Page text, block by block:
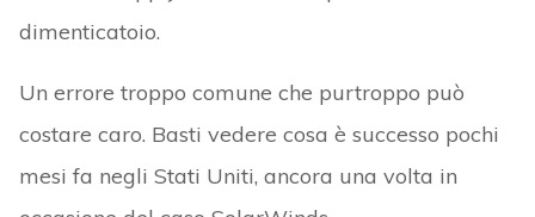
dimenticatoio.
Un errore troppo comune che purtroppo può
costare caro. Basti vedere cosa è successo pochi
mesi fa negli Stati Uniti, ancora una volta in